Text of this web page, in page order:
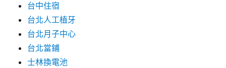
台中住宿
台北人工植牙
台北月子中心
台北當鋪
士林換電池